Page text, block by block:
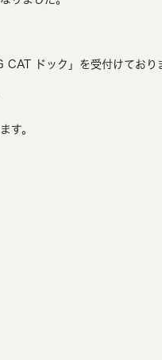
CAT ドック」を受付けており
す。